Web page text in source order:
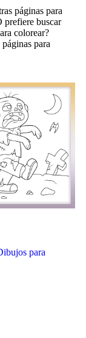
páginas para
prefiere buscar
colorear?
para